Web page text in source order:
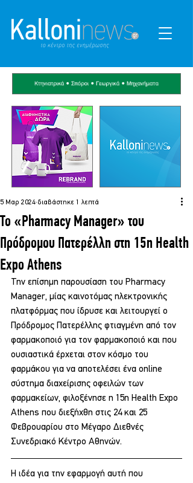
To «Pharmacy Manager» του
Πρόδρομου Πατερέλλη στη 15η Health
Expo Athens
5 Μαρ 2024 διαβάστηκε 1 λεπτά
Την επίσημη παρουσίαση του Pharmacy
Manager, μίας καινοτόμας ηλεκτρονικής
πλατφόρμας που ίδρυσε και λειτουργεί ο
Πρόδρομος Πατερέλλης φτιαγμένη από τον
φαρμακοποιό για τον φαρμακοποιό και που
ουσιαστικά έρχεται στον κόσμο του
φαρμάκου για να αποτελέσει ένα online
σύστημα διαχείρισης οφειλών των
φαρμακείων, φιλοξένησε η 15η Health Expo
Athens που διεξήχθη στις 24 και 25
Φεβρουαρίου στο Μέγαρο Διεθνές
Συνεδριακό Κέντρο Αθηνών.
Η ιδέα για την εφαρμογή αυτή που